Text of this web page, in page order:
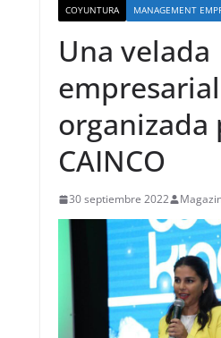
COYUNTURA MANAGEMENT
Una velada
organizada
CAINCO
30 septiembre 2022